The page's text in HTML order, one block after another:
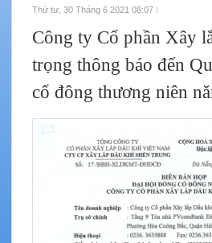
Thứ tư, 30 Tháng 6 2021 08:07
Công ty Cổ phần Xây
trọng thông báo đến
cổ đông thương niên